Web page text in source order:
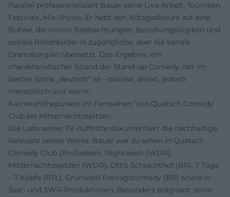
Parallel professionalisiert Bauer seine Live-Arbeit: Tourneen,
Festivals, Mix-Shows. Er hebt den Alltagsdiskurs auf eine
Bühne, die intime Beobachtungen, Beziehungslogiken und
soziale Rollenbilder in zugängliche, aber nie banale
Dramaturgien übersetzt. Das Ergebnis: ein
charakteristischer Sound der Stand-up-Comedy, der im
besten Sinne „deutsch“ ist – präzise, direkt, jedoch
menschlich und warm.
Karrierehöhepunkte im Fernsehen: Von Quatsch Comedy
Club bis Mitternachtsspitzen
Die Liste seiner TV-Auftritte dokumentiert die nachhaltige
Relevanz seines Werks. Bauer war zu sehen in Quatsch
Comedy Club (ProSieben), Nightwash (WDR),
Mitternachtsspitzen (WDR), Ottis Schlachthof (BR), 7 Tage
– 7 Köpfe (RTL), Grünwald Freitagscomedy (BR) sowie in
3sat- und SWR-Produktionen. Besonders prägnant: seine